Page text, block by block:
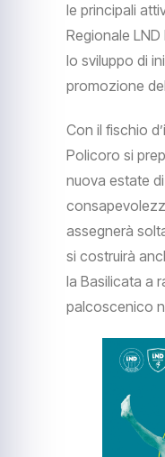
le principali
Regionale
lo sviluppo di
promozione
Con il fischio
Policoro si
nuova estate
assegnerà
si costruirà
la Basilicata a
palcoscenico